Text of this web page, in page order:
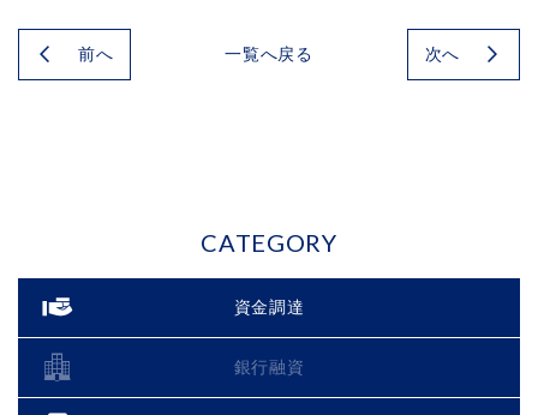
前へ 一覧へ戻る 次へ
CATEGORY
資金調達
銀行融資